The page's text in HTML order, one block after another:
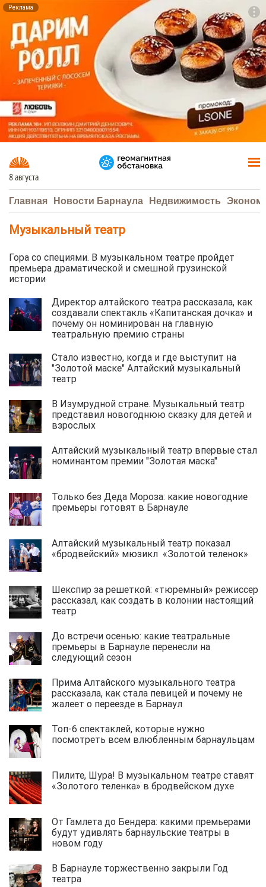
Реклама
8 августа
Главная Новости Барнаула Недвижимость
Музыкальный театр
Гора со специями. В музыкальном театре пройдет
премьера драматической и смешной грузинской
истории
Директор алтайского театра рассказала, как
создавали спектакль «Капитанская дочка» и
почему он номинирован на главную
театральную премию страны
Стало известно, когда и где выступит на
"Золотой маске" Алтайский музыкальный
театр
В Изумрудной стране. Музыкальный театр
представил новогоднюю сказку для детей и
взрослых
Алтайский музыкальный театр впервые стал
номинантом премии "Золотая маска"
Только без Деда Мороза: какие новогодние
премьеры готовят в Барнауле
Алтайский музыкальный театр показал
«бродвейский» мюзикл «Золотой теленок»
Шекспир за решеткой: «тюремный» режиссер
рассказал, как создать в колонии настоящий
театр
До встречи осенью: какие театральные
премьеры в Барнауле перенесли на
следующий сезон
Прима Алтайского музыкального театра
рассказала, как стала певицей и почему не
жалеет о переезде в Барнаул
Топ-6 спектаклей, которые нужно
посмотреть всем влюбленным барнаульцам
Пилите, Шура! В музыкальном театре ставят
«Золотого теленка» в бродвейском духе
От Гамлета до Бендера: какими премьерами
будут удивлять барнаульские театры в
новом году
В Барнауле торжественно закрыли Год
театра